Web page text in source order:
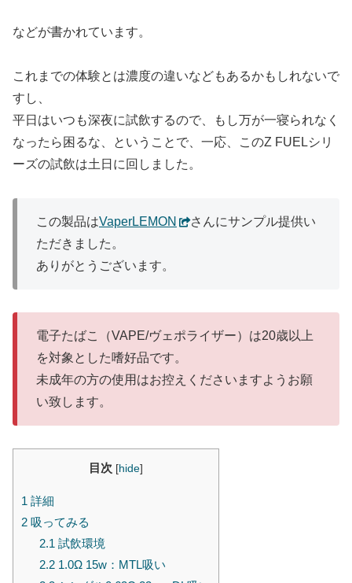
などが書かれています。
これまでの体験とは濃度の違いなどもあるかもしれないで
すし、
平日はいつも深夜に試飲するので、もし万が一寝られなく
なったら困るな、ということで、一応、このZ FUELシリ
ーズの試飲は土日に回しました。
この製品はVaperLEMON
さんにサンプル提供い
ただきました。
ありがとうございます。
電子たばこ（VAPE/ヴェポライザー）は20歳以上
を対象とした嗜好品です。
未成年の方の使用はお控えくださいますようお願
い致します。
目次 [hide]
1 詳細
2 吸ってみる
2.1 試飲環境
2.21.0Ω 15w：MTL吸い